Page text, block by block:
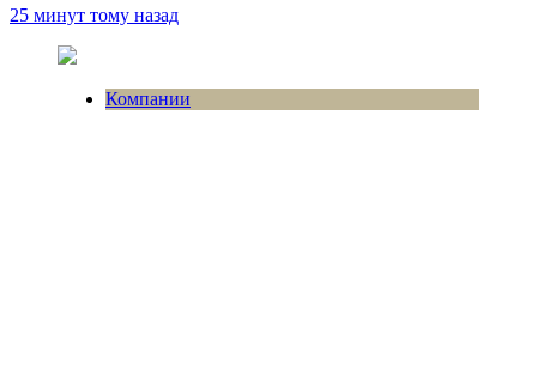
25 минут тому назад
Компании